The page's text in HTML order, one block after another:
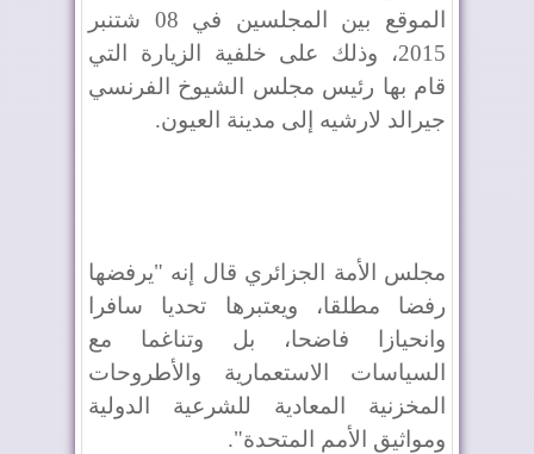
الموقع بين المجلسين في 08 شتنبر
2015، وذلك على خلفية الزيارة التي
قام بها رئيس مجلس الشيوخ الفرنسي
جيرالد لارشيه إلى مدينة العيون.
مجلس الأمة الجزائري قال إنه "يرفضها
رفضا مطلقا، ويعتبرها تحديا سافرا
وانحيازا فاضحا، بل وتناغما مع
السياسات الاستعمارية والأطروحات
المخزنية المعادية للشرعية الدولية
ومواثيق الأمم المتحدة".